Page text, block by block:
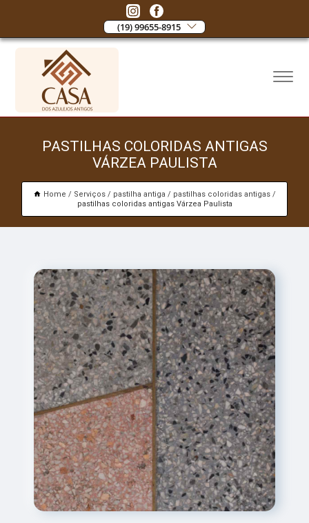
(19) 99655-8915
PASTILHAS COLORIDAS ANTIGAS
VÁRZEA PAULISTA
Home Serviços pastilha antiga
pastilhas coloridas antigas
pastilhas coloridas antigas Várzea Paulista